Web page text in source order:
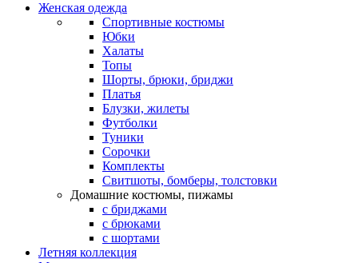
Женская одежда
Спортивные костюмы
Юбки
Халаты
Топы
Шорты, брюки, бриджи
Платья
Блузки, жилеты
Футболки
Туники
Сорочки
Комплекты
Свитшоты, бомберы, толстовки
Домашние костюмы, пижамы
с бриджами
с брюками
с шортами
Летняя коллекция